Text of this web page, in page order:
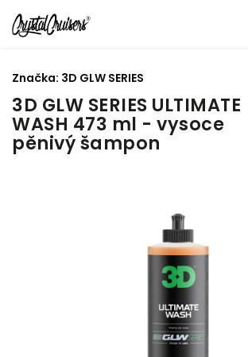
3D GLW SERIES ULTIMATE
WASH 473 ml - vysoce
pěnivý šampon
Značka: 3D GLW SERIES